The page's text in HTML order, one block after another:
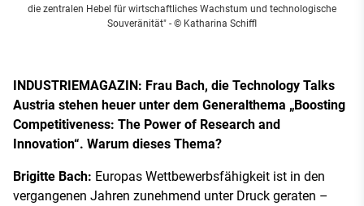
die zentralen Hebel für wirtschaftliches Wachstum und technologische
Souveränität" - © Katharina Schiffl
INDUSTRIEMAGAZIN: Frau Bach, die Technology Talks
Austria stehen heuer unter dem Generalthema „Boosting
Competitiveness: The Power of Research and
Innovation“. Warum dieses Thema?
Brigitte Bach: Europas Wettbewerbsfähigkeit ist in den
vergangenen Jahren zunehmend unter Druck geraten –